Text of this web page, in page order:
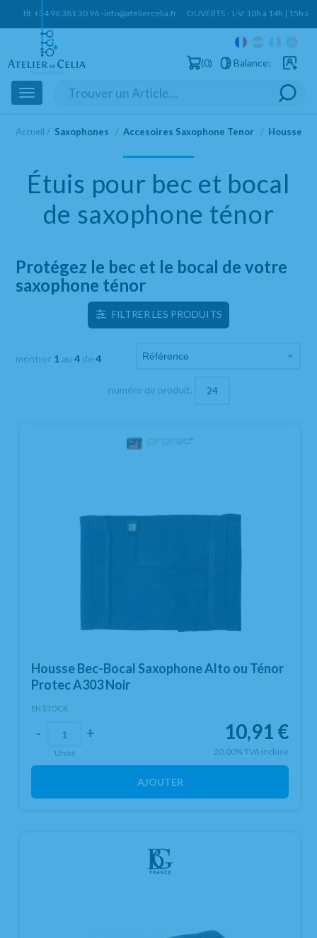
tlf.+34 96 381 30 96 · info@ateliercelia.fr OUVERTS - L-V: 10h a 14h | 15h a
0 Balance:
Toggle
navigation
Accueil Saxophones Accesoires Saxophone Tenor Housse
Étuis pour bec et bocal
de saxophone ténor
Protégez le bec et le bocal de votre
saxophone ténor
FILTRER LES PRODUITS
montrer 1au4 de4
numéro de produit.
Housse Bec-Bocal Saxophone Alto ou Ténor
Protec A303 Noir
EN STOCK
10,91 €
20.00%TVA incluse
- +
Unité
AJOUTER